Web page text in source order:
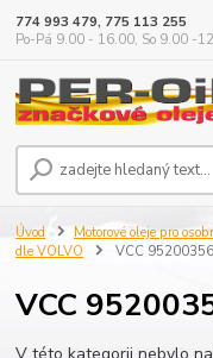
774 993 479, 775 113 255
Po-Pá 9.00 - 16.00, So 9.00 -
Úvod Motorové oleje pro
dle VOLVO
VCC 95200356
VCC
V této kategorii nebylo